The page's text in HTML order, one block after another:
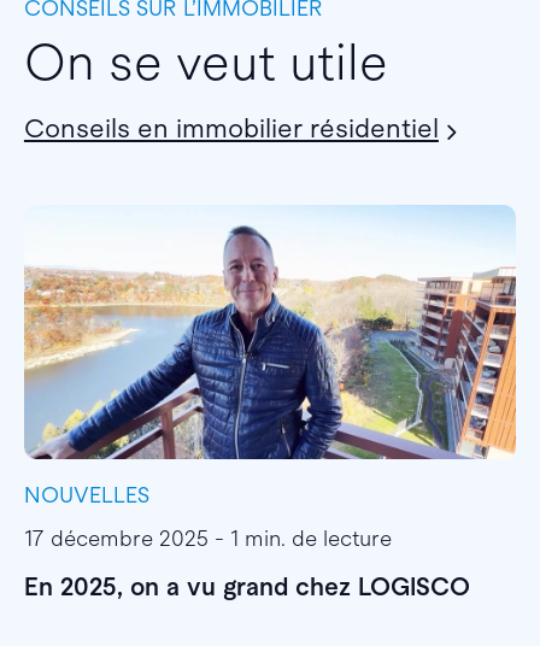
CONSEILS SUR L’IMMOBILIER
On se veut utile
Conseils en immobilier résidentiel
NOUVELLES
17 décembre 2025 - 1 min. de lecture
En 2025, on a vu grand chez LOGISCO